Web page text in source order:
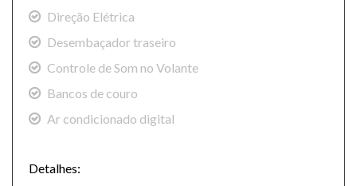
Direção Elétrica
Desembaçador traseiro
Controle de Som no Volante
Bancos de couro
Ar condicionado digital
Detalhes: